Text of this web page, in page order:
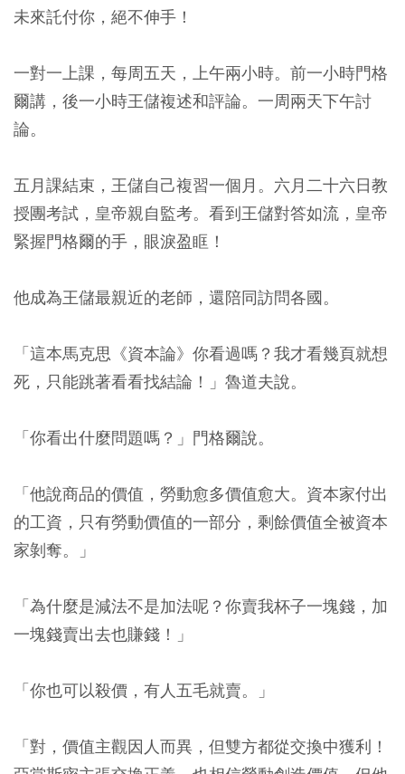
未來託付你，絕不伸手！
一對一上課，每周五天，上午兩小時。前一小時門格
爾講，後一小時王儲複述和評論。一周兩天下午討
論。
五月課結束，王儲自己複習一個月。六月二十六日教
授團考試，皇帝親自監考。看到王儲對答如流，皇帝
緊握門格爾的手，眼淚盈眶！
他成為王儲最親近的老師，還陪同訪問各國。
「這本馬克思《資本論》你看過嗎？我才看幾頁就想
死，只能跳著看看找結論！」魯道夫說。
「你看出什麼問題嗎？」門格爾說。
「他說商品的價值，勞動愈多價值愈大。資本家付出
的工資，只有勞動價值的一部分，剩餘價值全被資本
家剝奪。」
「為什麼是減法不是加法呢？你賣我杯子一塊錢，加
一塊錢賣出去也賺錢！」
「你也可以殺價，有人五毛就賣。」
「對，價值主觀因人而異，但雙方都從交換中獲利！